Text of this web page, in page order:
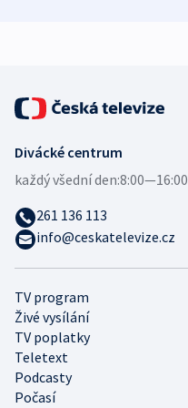
TV program
Živé vysílání
TV poplatky
Teletext
Podcasty
Počasí
Divácké centrum
každý všední den:
261 136 113
info@ceskatelevize.cz